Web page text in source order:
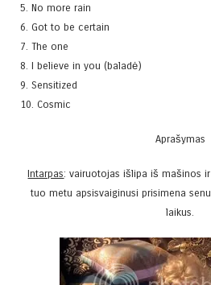
5. No more rain
6. Got to be certain
7. The one
8. I believe in you (baladė)
9. Sensitized
10. Cosmic
Aprašymas
Intarpas: vairuotojas išlipa iš mašinos
tuo metu apsisvaiginusi prisimena
laikus.